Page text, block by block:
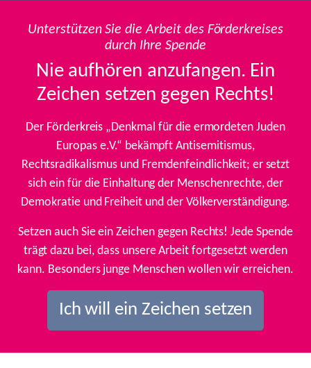
Unterstützen Sie die Arbeit des Förderkreises
durch Ihre Spende
Nie aufhören anzufangen. Ein
Zeichen setzen gegen Rechts!
Der Förderkreis „Denkmal für die ermordeten Juden
Europas e.V.“ bekämpft Antisemitismus,
Rechtsradikalismus und Fremdenfeindlichkeit; er setzt
sich ein für die Einhaltung der Menschenrechte, der
Demokratie und Freiheit und der Völkerverständigung.
Setzen auch Sie ein Zeichen gegen Rechts! Jede Spende
trägt dazu bei, dass unsere Arbeit fortgesetzt werden
kann. Besonders junge Menschen wollen wir erreichen.
Ich will ein Zeichen setzen